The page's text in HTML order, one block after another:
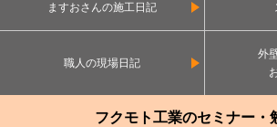
ますおさんの施工日記
職人の現場日記
外
フクモト工業のセミナー・